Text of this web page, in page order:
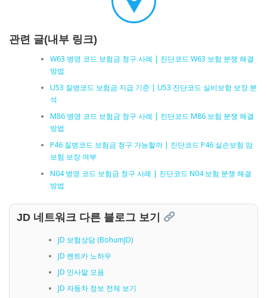
관련 글(내부 링크)
W63 병명 코드 보험금 청구 사례 | 진단코드 W63 보험 분쟁 해결
방법
U53 질병코드 보험금 지급 기준 | U53 진단코드 실비보험 보장 분
석
M86 병명 코드 보험금 청구 사례 | 진단코드 M86 보험 분쟁 해결
방법
P46 질병코드 보험금 청구 가능할까 | 진단코드 P46 실손보험 암
보험 보장 여부
N04 병명 코드 보험금 청구 사례 | 진단코드 N04 보험 분쟁 해결
방법
JD 네트워크 다른 블로그 보기
JD 보험상담 (BohumJD)
JD 렌트카 노하우
JD 인사말 모음
JD 자동차 정보 전체 보기